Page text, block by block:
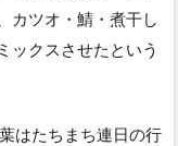
カツオ・鯖・煮干し
ックスさせたという
はたちまち連日の行